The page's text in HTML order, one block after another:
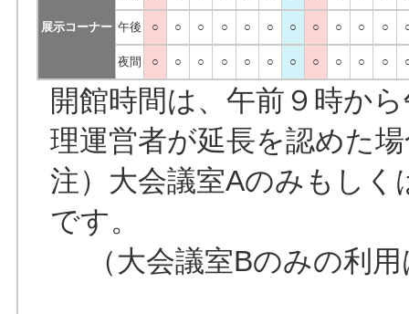
展示コーナー 午後 ○ ○ ○ ○ ○ ○ ○ ○ ○ ○ ○
夜間 ○ ○ ○ ○ ○ ○ ○ ○ ○ ○ ○
開館時間は、午前９時か
理運営者が延長を認めた
注）大会議室Aのみもしく
です。
（大会議室Bのみの利用